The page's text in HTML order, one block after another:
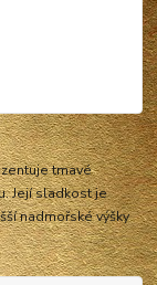
tmavé
Její sladkost je
nadmořské výšky